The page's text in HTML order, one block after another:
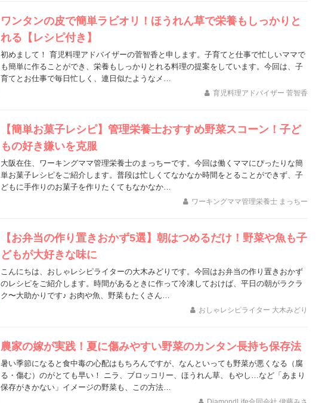
ワンタンの皮で簡単ラビオリ！ほうれん草で栄養もしっかりと
れる【レシピ付き】
初めまして！ 育児料理アドバイザーの菅智香と申します。子育てと仕事で忙しいママで
も簡単に作ることができ、栄養もしっかりとれる料理の提案をしています。今回は、子
育てとお仕事で毎日忙しく、連日似たようなメ…
育児料理アドバイザー 菅智香
【簡単お菓子レシピ】管理栄養士おすすめ野菜スコーン！子ど
もの好き嫌いを克服
大阪在住、ワーキングママ管理栄養士のまっちーです。今回は働くママにぴったりな簡
単お菓子レシピをご紹介します。普段は忙しくてなかなか時間をとることができず、子
どもに手作りのお菓子を作りたくてもなかなか…
ワーキングママ管理栄養士 まっちー
【お弁当の作り置きおかず5選】朝はつめるだけ！野菜や魚も子
どもが大好きな味に
こんにちは、おしゃレシピライターの大木みどりです。今回はお弁当の作り置きおかず
のレシピをご紹介します。時間があるときに作って冷凍しておけば、平日の朝がラクラ
ク〜大助かりです♪ お肉や魚、野菜もたくさん…
おしゃレシピライター 大木みどり
農家の嫁が実践！夏に傷みやすい野菜のカンタン長持ち保存法
暑い季節になると食中毒の心配はもちろんですが、なんといっても野菜が悪くなる（腐
る・傷む）のがとても早い！ ニラ、ブロッコリー、ほうれん草、もやし…など「あまり
保存がきかない」イメージの野菜も、この方法…